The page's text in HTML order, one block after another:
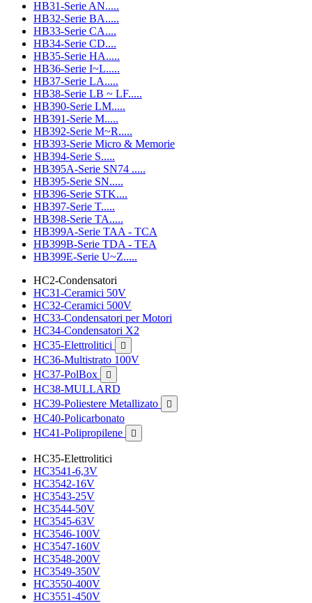
HB31-Serie AN.....
HB32-Serie BA.....
HB33-Serie CA....
HB34-Serie CD....
HB35-Serie HA.....
HB36-Serie I~L.....
HB37-Serie LA.....
HB38-Serie LB ~ LF.....
HB390-Serie LM.....
HB391-Serie M.....
HB392-Serie M~R.....
HB393-Serie Micro & Memorie
HB394-Serie S.....
HB395A-Serie SN74 .....
HB395-Serie SN.....
HB396-Serie STK....
HB397-Serie T.....
HB398-Serie TA.....
HB399A-Serie TAA - TCA
HB399B-Serie TDA - TEA
HB399E-Serie U~Z.....
HC2-Condensatori
HC31-Ceramici 50V
HC32-Ceramici 500V
HC33-Condensatori per Motori
HC34-Condensatori X2
HC35-Elettrolitici

HC36-Multistrato 100V
HC37-PolBox

HC38-MULLARD
HC39-Poliestere Metallizato

HC40-Policarbonato
HC41-Polipropilene

HC35-Elettrolitici
HC3541-6,3V
HC3542-16V
HC3543-25V
HC3544-50V
HC3545-63V
HC3546-100V
HC3547-160V
HC3548-200V
HC3549-350V
HC3550-400V
HC3551-450V